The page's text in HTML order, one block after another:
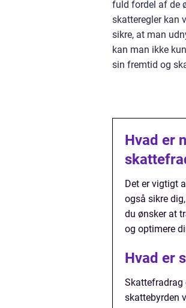
fuld fordel af de
skatteregler kan
sikre, at man
kan man ikke
sin fremtid og
Hvad er
Det er vigtigt
også sikre
du ønsker at
og optimere
Hvad er
Skattefradrag
skattebyrden